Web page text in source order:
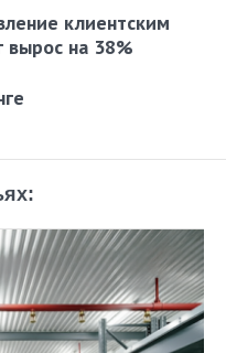
клиентским
вырос на 38%